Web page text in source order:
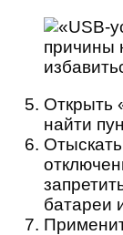
Открыть
найти
батареи